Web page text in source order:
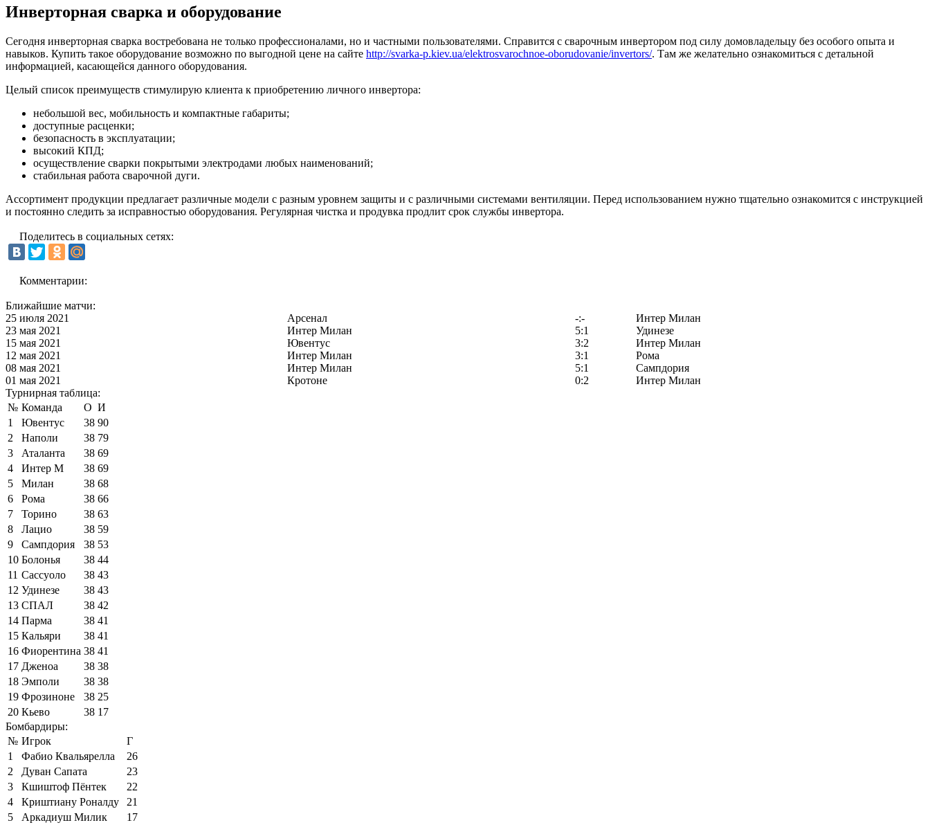
Инверторная сварка и оборудование
Сегодня инверторная сварка востребована не только профессионалами, но и частными пользователями. Справится с сварочным инвертором под силу домовладельцу без особого опыта и
навыков. Купить такое оборудование возможно по выгодной цене на сайте http://svarka-p.kiev.ua/elektrosvarochnoe-oborudovanie/invertors/. Там же желательно ознакомиться с детальной
информацией, касающейся данного оборудования.
Целый список преимуществ стимулирую клиента к приобретению личного инвертора:
небольшой вес, мобильность и компактные габариты;
доступные расценки;
безопасность в эксплуатации;
высокий КПД;
осуществление сварки покрытыми электродами любых наименований;
стабильная работа сварочной дуги.
Ассортимент продукции предлагает различные модели с разным уровнем защиты и с различными системами вентиляции. Перед использованием нужно тщательно ознакомится с инструкцией
и постоянно следить за исправностью оборудования. Регулярная чистка и продувка продлит срок службы инвертора.
Поделитесь в социальных сетях:
Комментарии:
Ближайшие матчи:
25 июля 2021
Арсенал -:-
Интер Милан
23 мая 2021
Интер Милан 5:1
Удинезе
15 мая 2021
Ювентус 3:2
Интер Милан
12 мая 2021
Интер Милан 3:1
Рома
08 мая 2021
Интер Милан 5:1
Сампдория
01 мая 2021
Кротоне 0:2
Интер Милан
Турнирная таблица:
№ Команда О И
1
Ювентус 38 90
2
Наполи 38 79
3
Аталанта 38 69
4
Интер М 38 69
5
Милан 38 68
6
Рома 38 66
7
Торино 38 63
8
Лацио 38 59
9
Сампдория 38 53
10 Болонья 38 44
11 Сассуоло 38 43
12 Удинезе 38 43
13 СПАЛ 38 42
14 Парма 38 41
15 Кальяри 38 41
16 Фиорентина 38 41
17 Дженоа 38 38
18 Эмполи 38 38
19 Фрозиноне 38 25
20 Кьево 38 17
Бомбардиры:
№ Игрок
Г
1
Фабио Квальярелла
26
2
Дуван Сапата
23
3
Кшиштоф Пёнтек
22
4
Криштиану Роналду
21
5
Аркадиуш Милик
17